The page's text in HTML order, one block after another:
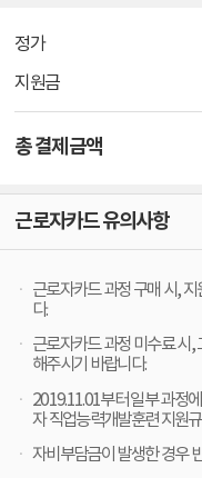
정가
지원금
총 결제금액
근로자카드 유의사항
근로자카드 과정 구매 시,
다.
근로자카드 과정 미수료 시,
해주시기 바랍니다.
2019.11.01부터 일부 과정
자 직업능력개발훈련 지원
자비부담금이 발생한 경우